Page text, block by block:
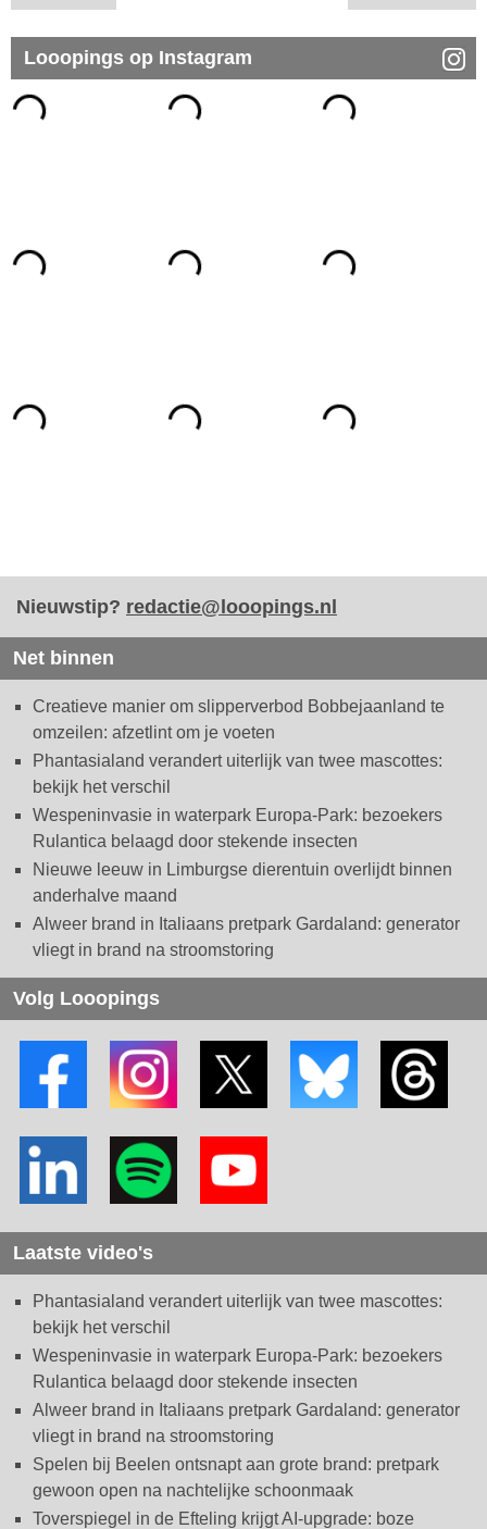
Looopings op Instagram
Nieuwstip? redactie@looopings.nl
Net binnen
Creatieve manier om slipperverbod Bobbejaanland te
omzeilen: afzetlint om je voeten
Phantasialand verandert uiterlijk van twee mascottes:
bekijk het verschil
Wespeninvasie in waterpark Europa-Park: bezoekers
Rulantica belaagd door stekende insecten
Nieuwe leeuw in Limburgse dierentuin overlijdt binnen
anderhalve maand
Alweer brand in Italiaans pretpark Gardaland: generator
vliegt in brand na stroomstoring
Volg Looopings
Laatste video's
Phantasialand verandert uiterlijk van twee mascottes:
bekijk het verschil
Wespeninvasie in waterpark Europa-Park: bezoekers
Rulantica belaagd door stekende insecten
Alweer brand in Italiaans pretpark Gardaland: generator
vliegt in brand na stroomstoring
Spelen bij Beelen ontsnapt aan grote brand: pretpark
gewoon open na nachtelijke schoonmaak
Toverspiegel in de Efteling krijgt AI-upgrade: boze